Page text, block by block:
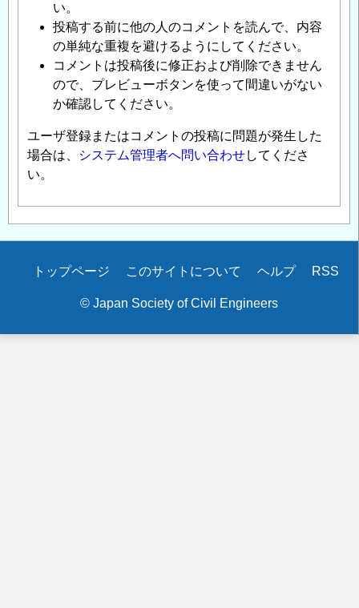
い。
投稿する前に他の人のコメントを読んで、内容
の単純な重複を避けるようにしてください。
コメントは投稿後に修正および削除できません
ので、プレビューボタンを使って間違いがない
か確認してください。
ユーザ登録またはコメントの投稿に問題が発生した
場合は、
システム管理者へ問い合わせしてくださ
い。
Secondary
トップページ このサイトについて ヘルプ RSS
© Japan Society of Civil Engineers